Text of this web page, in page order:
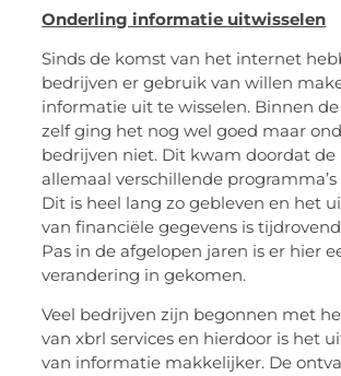
Onderling informatie uitwisselen
Sinds de komst van het internet
bedrijven er gebruik van willen
informatie uit te wisselen. Binnen
zelf ging het nog wel goed maar
bedrijven niet. Dit kwam doordat de
allemaal verschillende
Dit is heel lang zo gebleven en het
van financiële gegevens is
Pas in de afgelopen jaren is er hier
verandering in gekomen.
Veel bedrijven zijn begonnen met
van xbrl services en hierdoor is het
van informatie makkelijker. De